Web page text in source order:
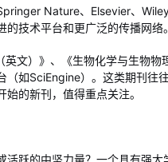
Nature、Elsevier、
技术平台和更广泛的传播网络。
英文）》、《生物化学与生物物
如SciEngine）。这类期刊往
的新刊，值得重点关注。
跃的中坚力量？一个具有强